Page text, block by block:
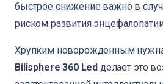
быстрое снижение важно в
риском развития
Хрупким новорожденным нужна
Bilisphere 360 Led делает это